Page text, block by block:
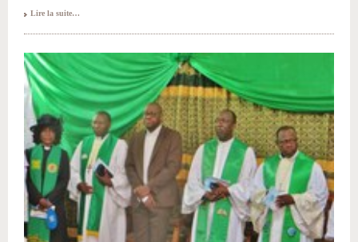
Témoignage
enthousiaste
et
prudent
-
Lire la suite…